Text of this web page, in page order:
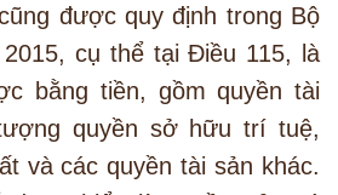
được quy định trong Bộ
cụ thể tại Điều 115, là
bằng tiền, gồm quyền tài
quyền sở hữu trí tuệ,
và các quyền tài sản khác.